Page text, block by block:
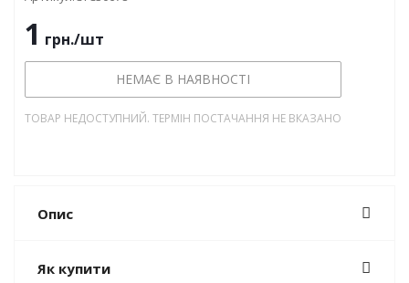
1 грн./шт
НЕМАЄ В НАЯВНОСТІ
ТОВАР НЕДОСТУПНИЙ. ТЕРМІН ПОСТАЧАННЯ НЕ ВКАЗАНО
Опис
Як купити